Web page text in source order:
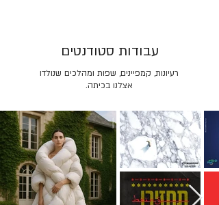
רעיונות, קמפיינים, שפות ומהלכים שנולדו
אצלנו בכיתה.
עבודות סטודנטים